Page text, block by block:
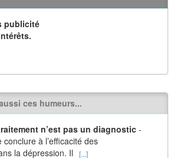
publicité
ces humeurs...
n’est pas un diagnostic -
à l’efficacité des
la dépression. Il
[...]